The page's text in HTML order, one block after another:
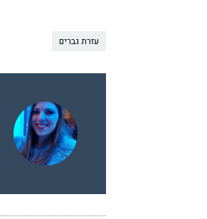
עזרת גברים